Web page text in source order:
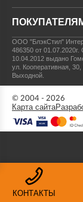
КОНТАКТЫ
ООО "БлэкСтил"
486350 от 01.07.2020г.
10.04.2012 выдано
ул. Кооперативная,
Выходной.
© 2004 - 2026
Карта сайта